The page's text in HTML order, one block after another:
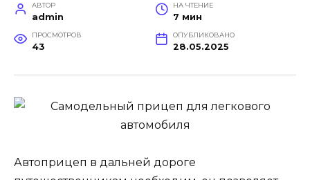
АВТОР
admin
НА ЧТЕНИЕ
7 мин
ПРОСМОТРОВ
43
ОПУБЛИКОВАНО
28.05.2025
Автоприцеп в дальней дороге